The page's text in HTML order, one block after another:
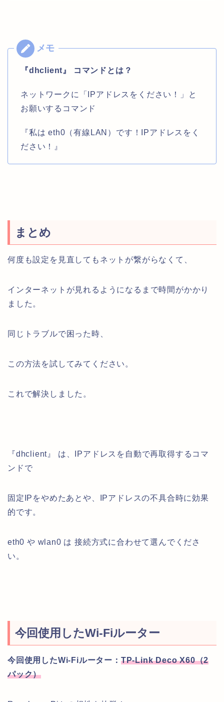
『dhclient』 コマンドとは？
ネットワークに「IPアドレスをください！」と
お願いするコマンド
『私は eth0（有線LAN）です！IPアドレスをく
ださい！』
まとめ
何度も設定を見直してもネットが繋がらなくて、
インターネットが見れるようになるまで時間がかかり
ました。
同じトラブルで困った時、
この方法を試してみてください。
これで解決しました。
『dhclient』 は、IPアドレスを自動で再取得するコマ
ンドで
固定IPをやめたあとや、IPアドレスの不具合時に効果
的です。
eth0 や wlan0 は 接続方式に合わせて選んでくださ
い。
今回使用したWi-Fiルーター
今回使用したWi-Fiルーター： TP-Link Deco X60（2
パック）